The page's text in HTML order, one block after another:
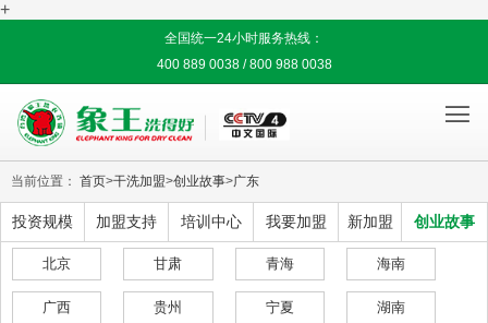
+
全国统一24小时服务热线：
400 889 0038 / 800 988 0038

当前位置： 首页>干洗加盟>创业故事>广东
投资规模 加盟支持 培训中心 我要加盟 新加盟 创业故事
北京 甘肃 青海 海南
广西 贵州 宁夏 湖南